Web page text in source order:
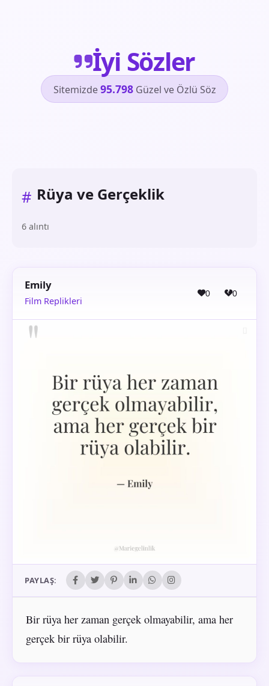
İyi Sözler
Sitemizde95.798Güzel ve Özlü Söz
# Rüya ve Gerçeklik
6 alıntı
Emily
Film Replikleri
0 0
PAYLAŞ:
Bir rüya her zaman gerçek olmayabilir, ama her
gerçek bir rüya olabilir.